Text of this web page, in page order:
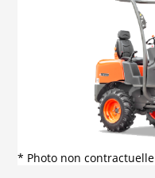
* Photo non contractuelle